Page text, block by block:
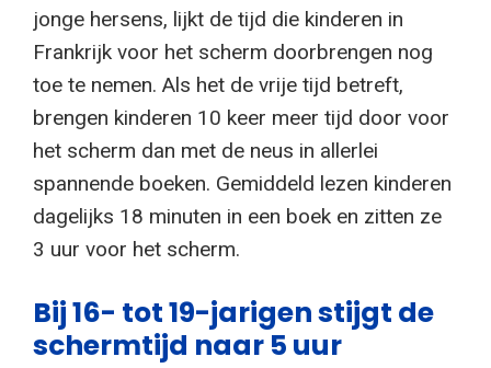
jonge hersens, lijkt de tijd die kinderen in
Frankrijk voor het scherm doorbrengen nog
toe te nemen. Als het de vrije tijd betreft,
brengen kinderen 10 keer meer tijd door voor
het scherm dan met de neus in allerlei
spannende boeken. Gemiddeld lezen kinderen
dagelijks 18 minuten in een boek en zitten ze
3 uur voor het scherm.
Bij 16- tot 19-jarigen stijgt de
schermtijd naar 5 uur